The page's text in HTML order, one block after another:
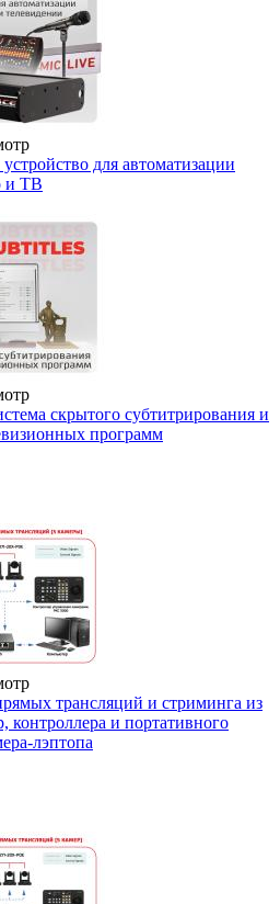
для автоматизации
и ТВ
скрытого субтитрирования и
программ
трансляций и стриминга из
контроллера и портативного
лэптопа